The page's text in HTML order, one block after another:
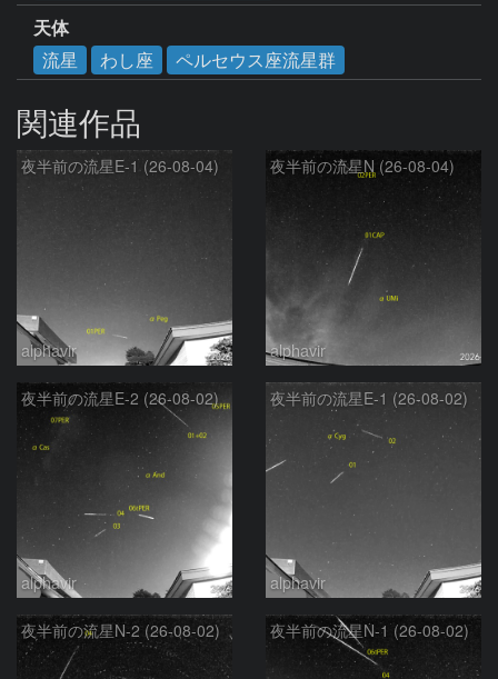
天体
流星
わし座 ペルセウス座流星群
関連作品
夜半前の流星E-1 (26-08-04)
alphavir
夜半前の流星N (26-08-04)
alphavir
夜半前の流星E-2 (26-08-02)
alphavir
夜半前の流星E-1 (26-08-02)
alphavir
夜半前の流星N-2 (26-08-02) 夜半前の流星N-1 (26-08-02)